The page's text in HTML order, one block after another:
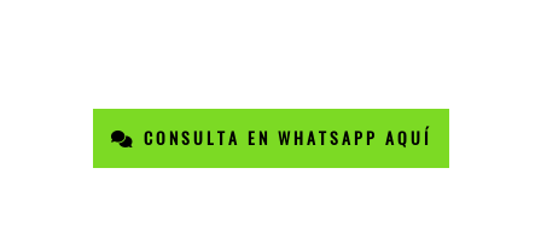
CONSULTA EN WHATSAPP AQUÍ